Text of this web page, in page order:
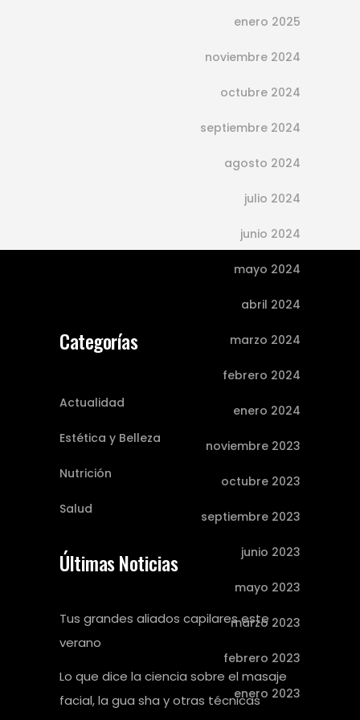
enero 2025
noviembre 2024
octubre 2024
septiembre 2024
agosto 2024
julio 2024
junio 2024
mayo 2024
abril 2024
marzo 2024
febrero 2024
enero 2024
noviembre 2023
octubre 2023
septiembre 2023
junio 2023
mayo 2023
marzo 2023
febrero 2023
enero 2023
Categorías
Actualidad
Estética y Belleza
Nutrición
Salud
Últimas Noticias
Tus grandes aliados capilares este
verano
Lo que dice la ciencia sobre el masaje
facial, la gua sha y otras técnicas